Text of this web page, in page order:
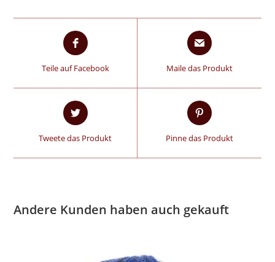
Teile auf Facebook Maile das Produkt
Tweete das Produkt Pinne das Produkt
Andere Kunden haben auch gekauft